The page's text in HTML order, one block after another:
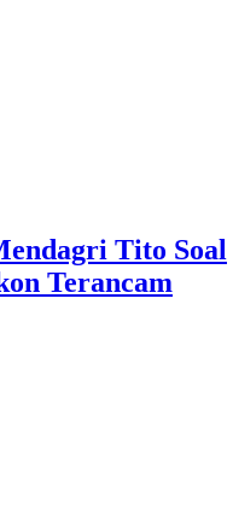
Tito Soal
Terancam